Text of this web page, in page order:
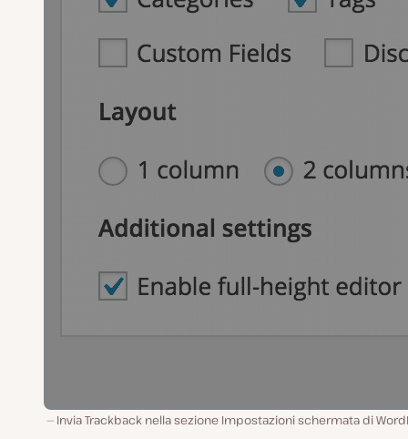
Invia Trackback nella sezione Impostazioni schermata di